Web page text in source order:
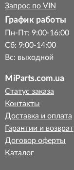
Запрос по VIN
График работы
Пн-Пт: 9:00-16:00
Сб: 9:00-14:00
Вс: выходной
MiParts.com.ua
Статус заказа
Контакты
Доставка и оплата
Гарантии и возврат
Договор оферты
Каталог